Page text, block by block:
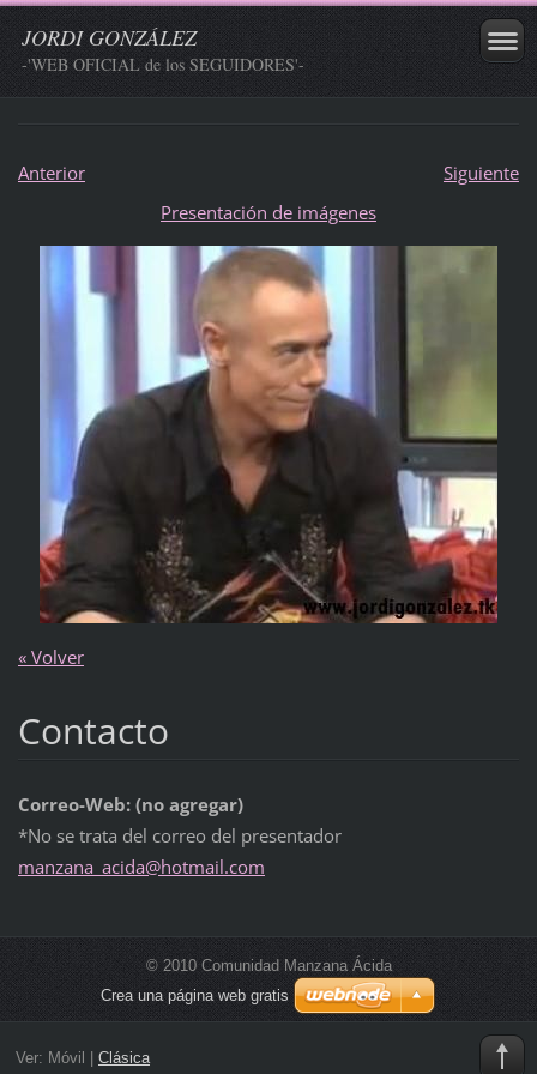
JORDI GONZÁLEZ
-'WEB OFICIAL de los SEGUIDORES'-
Anterior
Siguiente
Presentación de imágenes
« Volver
Contacto
Correo-Web: (no agregar)
*No se trata del correo del presentador
manzana_ acida@hotmail.com
© 2010 Comunidad Manzana Ácida
Crea una página web gratis
Ver: Móvil Clásica